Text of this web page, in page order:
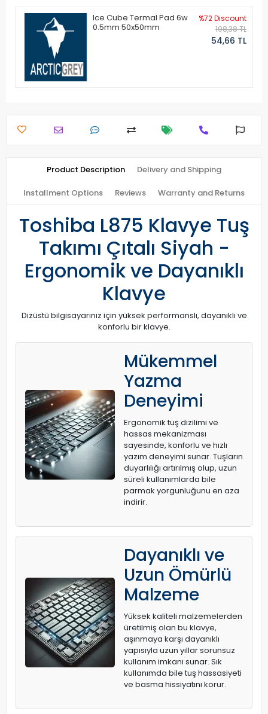
Ice Cube Termal Pad 6w
0.5mm 50x50mm
%72 Discount
198,38 TL
54,66 TL
Product Description Delivery and Shipping
Installment Options Reviews Warranty and Returns
Toshiba L875 Klavye Tuş
Takımı Çıtalı Siyah -
Ergonomik ve Dayanıklı
Klavye
Dizüstü bilgisayarınız için yüksek performanslı, dayanıklı ve
konforlu bir klavye.
Mükemmel
Yazma
Deneyimi
Ergonomik tuş dizilimi ve
hassas mekanizması
sayesinde, konforlu ve hızlı
yazım deneyimi sunar. Tuşların
duyarlılığı artırılmış olup, uzun
süreli kullanımlarda bile
parmak yorgunluğunu en aza
indirir.
Dayanıklı ve
Uzun Ömürlü
Malzeme
Yüksek kaliteli malzemelerden
üretilmiş olan bu klavye,
aşınmaya karşı dayanıklı
yapısıyla uzun yıllar sorunsuz
kullanım imkanı sunar. Sık
kullanımda bile tuş hassasiyeti
ve basma hissiyatını korur.